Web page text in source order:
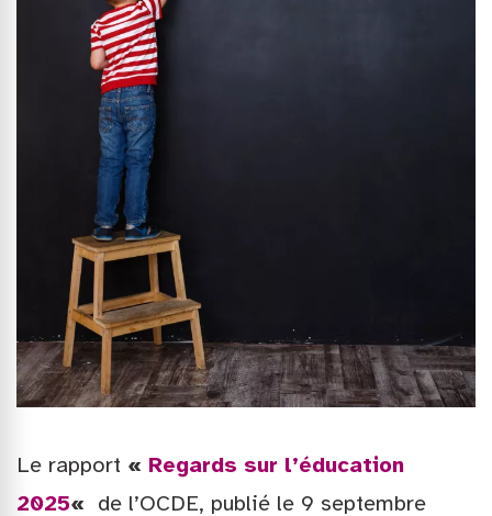
Le rapport « Regards sur l’éducation
2025« de l’OCDE, publié le 9 septembre